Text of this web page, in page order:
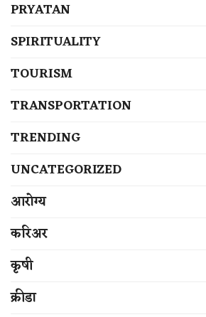
PRYATAN
SPIRITUALITY
TOURISM
TRANSPORTATION
TRENDING
UNCATEGORIZED
आरोग्य
करिअर
कृषी
क्रीडा